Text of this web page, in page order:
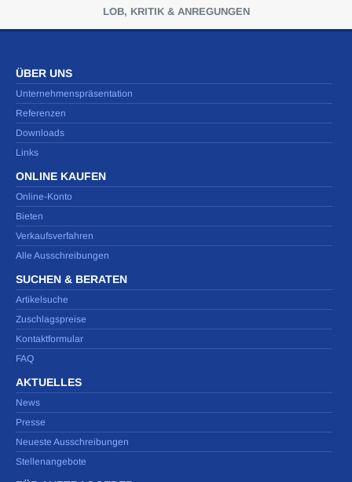
LOB, KRITIK & ANREGUNGEN
ÜBER UNS
Unternehmenspräsentation
Referenzen
Downloads
Links
ONLINE KAUFEN
Online-Konto
Bieten
Verkaufsverfahren
Alle Ausschreibungen
SUCHEN & BERATEN
Artikelsuche
Zuschlagspreise
Kontaktformular
FAQ
AKTUELLES
News
Presse
Neueste Ausschreibungen
Stellenangebote